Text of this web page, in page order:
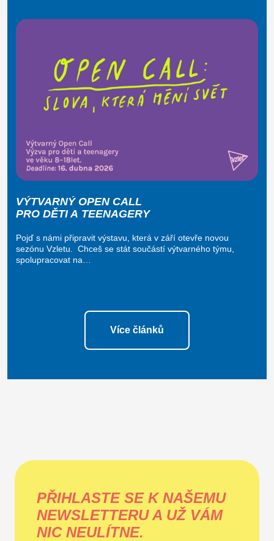
VÝTVARNÝ OPEN CALL
PRO DĚTI A TEENAGERY
Pojď s námi připravit výstavu, která v září otevře novou
sezónu Vzletu. Chceš se stát součástí výtvarného týmu,
spolupracovat na…
Více článků
PŘIHLASTE SE K NAŠEMU
NEWSLETTERU A UŽ VÁM
NIC NEULÍTNE.